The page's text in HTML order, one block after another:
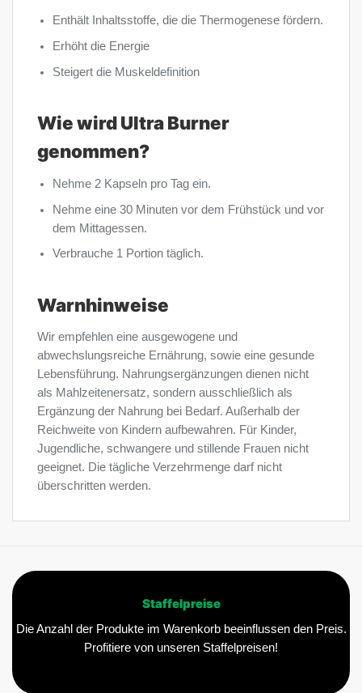
Enthält Inhaltsstoffe, die die Thermogenese fördern.
Erhöht die Energie
Steigert die Muskeldefinition
Wie wird Ultra Burner
genommen?
Nehme 2 Kapseln pro Tag ein.
Nehme eine 30 Minuten vor dem Frühstück und vor
dem Mittagessen.
Verbrauche 1 Portion täglich.
Warnhinweise
Wir empfehlen eine ausgewogene und
abwechslungsreiche Ernährung, sowie eine gesunde
Lebensführung. Nahrungsergänzungen dienen nicht
als Mahlzeitenersatz, sondern ausschließlich als
Ergänzung der Nahrung bei Bedarf. Außerhalb der
Reichweite von Kindern aufbewahren. Für Kinder,
Jugendliche, schwangere und stillende Frauen nicht
geeignet. Die tägliche Verzehrmenge darf nicht
überschritten werden.
Staffelpreise
Die Anzahl der Produkte im Warenkorb beeinflussen den Preis.
Profitiere von unseren Staffelpreisen!